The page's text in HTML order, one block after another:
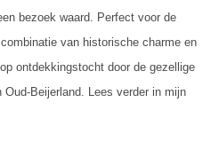
bezoek waard. Perfect voor de
van historische charme en
ontdekkingstocht door de gezellige
Beijerland. Lees verder in mijn